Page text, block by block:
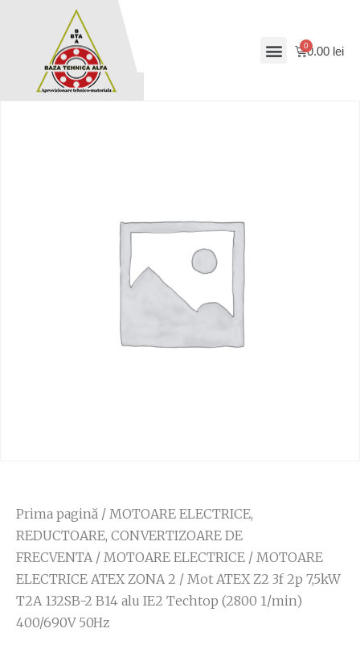
0.00 lei
Prima pagină / MOTOARE ELECTRICE,
REDUCTOARE, CONVERTIZOARE DE
FRECVENTA/ MOTOARE ELECTRICE / MOTOARE
ELECTRICE ATEX ZONA 2 / Mot ATEX Z2 3f 2p 7,5kW
T2A 132SB-2 B14 alu IE2 Techtop (2800 1/min)
400/690V 50Hz